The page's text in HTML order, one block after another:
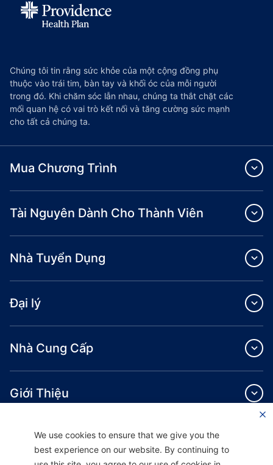
Chúng tôi tin rằng sức khỏe của một cộng đồng phụ
thuộc vào trái tim, bàn tay và khối óc của mỗi người
trong đó. Khi chăm sóc lẫn nhau, chúng ta thắt chặt các
mối quan hệ có vai trò kết nối và tăng cường sức mạnh
cho tất cả chúng ta.
Mua Chương Trình
Tài Nguyên Dành Cho Thành Viên
Nhà Tuyển Dụng
Đại lý
Nhà Cung Cấp
Giới Thiệu
We use cookies to ensure that we give you the
best experience on our website. By continuing to